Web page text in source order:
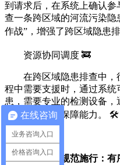
到请求后，在系统上确认
查一条跨区域的河流污染隐
作战”，增强了跨区域隐患
资源协同调度 🚒
在跨区域隐患排查中
程中需要支援时，通过系
患，需要专业的检测设备
了隐患排查的保障能力。 🛠️
处置流程规范施行：有
在线咨询
业务咨询入口
价格咨询入口